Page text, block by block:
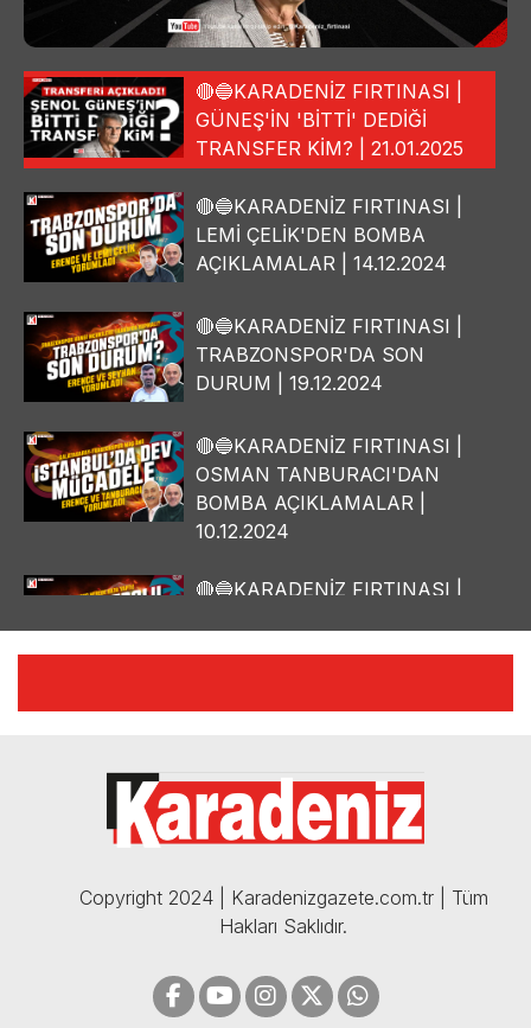
🔴🔵KARADENİZ FIRTINASI |
GÜNEŞ'İN 'BİTTİ' DEDİĞİ
TRANSFER KİM? | 21.01.2025
🔴🔵KARADENİZ FIRTINASI |
LEMİ ÇELİK'DEN BOMBA
AÇIKLAMALAR | 14.12.2024
🔴🔵KARADENİZ FIRTINASI |
TRABZONSPOR'DA SON
DURUM | 19.12.2024
🔴🔵KARADENİZ FIRTINASI |
OSMAN TANBURACI'DAN
BOMBA AÇIKLAMALAR |
10.12.2024
🔴🔵KARADENİZ FIRTINASI |
🔴🔵KARADENİZ FIRTINASI |
05.12.2024
Copyright 2024 | Karadenizgazete.com.tr | Tüm
Hakları Saklıdır.